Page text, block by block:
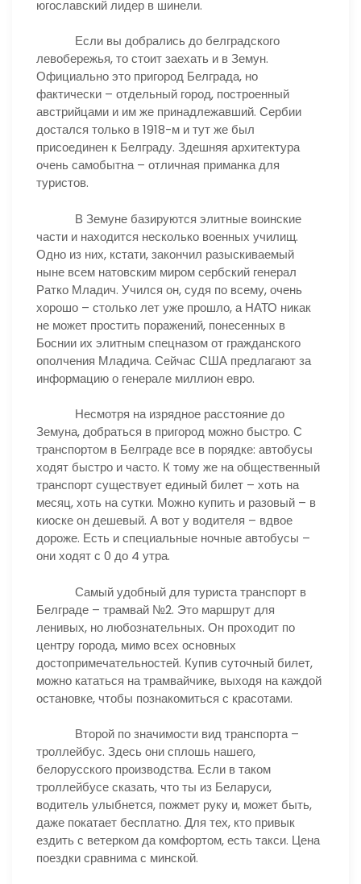
югославский лидер в шинели.
Если вы добрались до белградского
левобережья, то стоит заехать и в Земун.
Официально это пригород Белграда, но
фактически – отдельный город, построенный
австрийцами и им же принадлежавший. Сербии
достался только в 1918-м и тут же был
присоединен к Белграду. Здешняя архитектура
очень самобытна – отличная приманка для
туристов.
В Земуне базируются элитные воинские
части и находится несколько военных училищ.
Одно из них, кстати, закончил разыскиваемый
ныне всем натовским миром сербский генерал
Ратко Младич. Учился он, судя по всему, очень
хорошо – столько лет уже прошло, а НАТО никак
не может простить поражений, понесенных в
Боснии их элитным спецназом от гражданского
ополчения Младича. Сейчас США предлагают за
информацию о генерале миллион евро.
Несмотря на изрядное расстояние до
Земуна, добраться в пригород можно быстро. С
транспортом в Белграде все в порядке: автобусы
ходят быстро и часто. К тому же на общественный
транспорт существует единый билет – хоть на
месяц, хоть на сутки. Можно купить и разовый – в
киоске он дешевый. А вот у водителя – вдвое
дороже. Есть и специальные ночные автобусы –
они ходят с 0 до 4 утра.
Самый удобный для туриста транспорт в
Белграде – трамвай №2. Это маршрут для
ленивых, но любознательных. Он проходит по
центру города, мимо всех основных
достопримечательностей. Купив суточный билет,
можно кататься на трамвайчике, выходя на каждой
остановке, чтобы познакомиться с красотами.
Второй по значимости вид транспорта –
троллейбус. Здесь они сплошь нашего,
белорусского производства. Если в таком
троллейбусе сказать, что ты из Беларуси,
водитель улыбнется, пожмет руку и, может быть,
даже покатает бесплатно. Для тех, кто привык
ездить с ветерком да комфортом, есть такси. Цена
поездки сравнима с минской.